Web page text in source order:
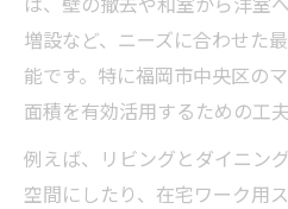
増設など、ニーズに合わせた
能です。特に福岡市中央区の
面積を有効活用するための工
例えば、リビングとダイニン
空間にしたり、在宅ワーク用